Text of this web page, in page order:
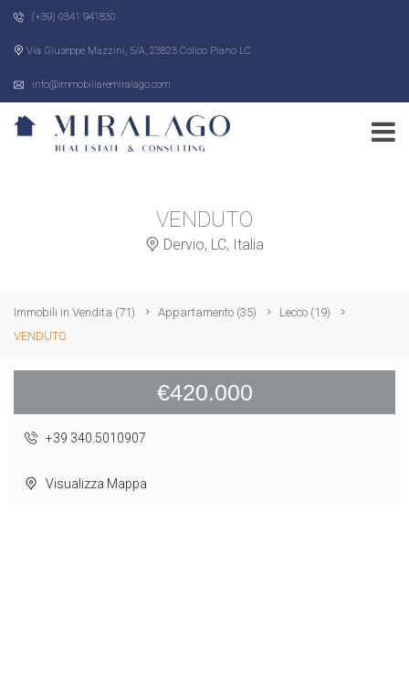
(+39) 0341 941830
Via Giuseppe Mazzini, 5/A, 23823 Colico Piano LC
info@immobiliaremiralago.com
VENDUTO
Dervio, LC, Italia
Immobili in Vendita (71) Appartamento (35) Lecco (19)
VENDUTO
€420.000
+39 340.5010907
Visualizza Mappa